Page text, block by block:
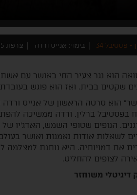
- פסטיבל 34 בימוי: אנייס ורדה צרפת 1965
הוא נגר צעיר החי באושר עם אשתו
שקטים בבית. ואז הוא פוגש
הוא סרטה הראשון של אנייס
בפסטיבל ברלין. ורדה ממשיכה
הנופים שטופי השמש, האדג'יו
לשאלות אודות נאמנות ואושר
את דמויותיה. היא נותנת
לצופים להחליט.
דיגיטלי משוחזר